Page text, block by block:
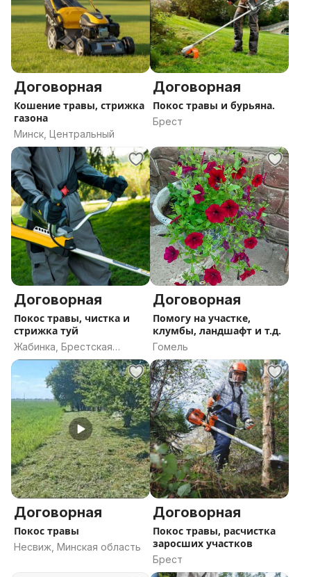
Договорная
Кошение травы, стрижка
газона
Минск, Центральный
Договорная
Покос травы и бурьяна.
Брест
Договорная
Покос травы, чистка и
стрижка туй
Жабинка, Брестская
область
Договорная
Помогу на участке,
клумбы, ландшафт и т.д.
Гомель
Договорная
Покос травы
Несвиж, Минская область
Договорная
Покос травы, расчистка
заросших участков
Брест